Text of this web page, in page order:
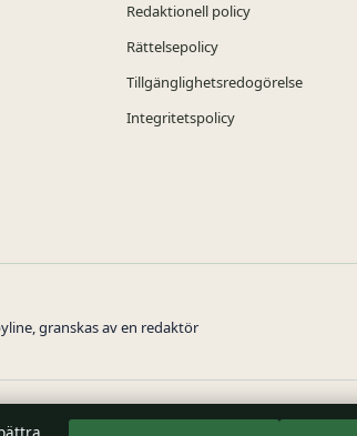
Redaktionell policy
Rättelsepolicy
Tillgänglighetsredogörelse
Integritetspolicy
granskas av en redaktör